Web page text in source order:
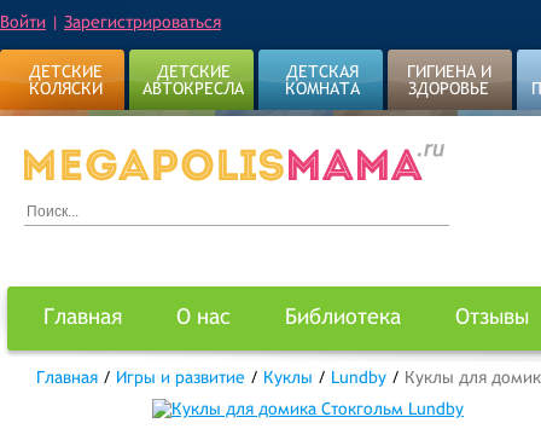
Войти | Зарегистрироваться
ДЕТСКИЕ
КОЛЯСКИ
ДЕТСКИЕ
АВТОКРЕСЛА
ДЕТСКАЯ
КОМНАТА
ГИГИЕНА И
ЗДОРОВЬЕ
Главная О нас Библиотека Отзывы
Главная / Игры и развитие / Куклы / Lundby / Куклы для